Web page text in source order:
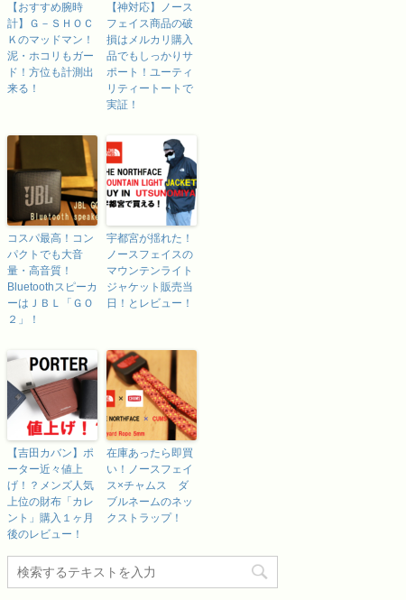
【おすすめ腕時
計】Ｇ－ＳＨＯＣ
Ｋのマッドマン！
泥・ホコリもガー
ド！方位も計測出
来る！
【神対応】ノース
フェイス商品の破
損はメルカリ購入
品でもしっかりサ
ポート！ユーティ
リティートートで
実証！
コスパ最高！コン
パクトでも大音
量・高音質！
Bluetoothスピーカ
ーはＪＢＬ「ＧＯ
２」！
宇都宮が揺れた！
ノースフェイスの
マウンテンライト
ジャケット販売当
日！とレビュー！
【吉田カバン】ポ
ーター近々値上
げ！？メンズ人気
上位の財布「カレ
ント」購入１ヶ月
後のレビュー！
在庫あったら即買
い！ノースフェイ
ス×チャムス ダ
ブルネームのネッ
クストラップ！